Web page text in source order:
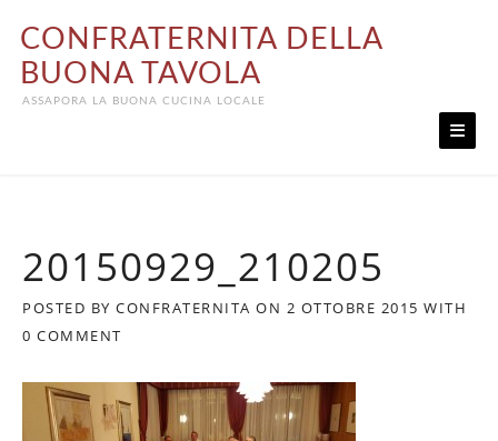
content
CONFRATERNITA DELLA
BUONA TAVOLA
ASSAPORA LA BUONA CUCINA LOCALE
20150929_210205
POSTED BY CONFRATERNITA ON 2 OTTOBRE 2015 WITH
0 COMMENT